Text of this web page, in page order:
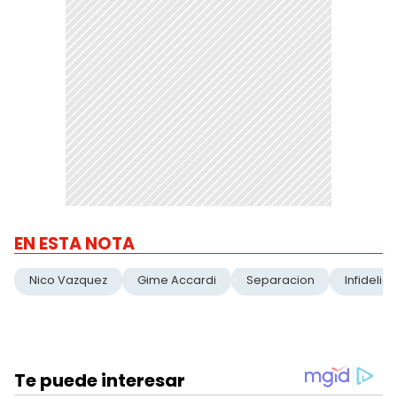
EN ESTA NOTA
Nico Vazquez Gime Accardi Separacion